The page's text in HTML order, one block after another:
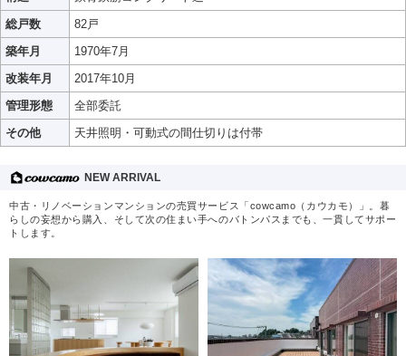
総戸数
82戸
築年月
1970年7月
改装年月
2017年10月
管理形態
全部委託
その他
天井照明・可動式の間仕切りは付帯
NEW ARRIVAL
中古・リノベーションマンションの売買サービス「cowcamo（カウカモ）」。暮
らしの妄想から購入、そして次の住まい手へのバトンパスまでも、一貫してサポー
トします。